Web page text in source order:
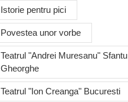
Istorie pentru pici
Povestea unor vorbe
Teatrul "Andrei Muresanu" Sfantu
Gheorghe
Teatrul "Ion Creanga" Bucuresti